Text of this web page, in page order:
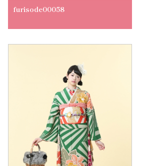
furisode00058